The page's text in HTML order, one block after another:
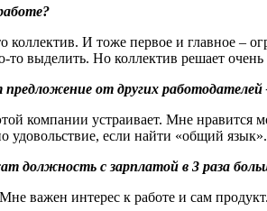
коллектив. И тоже первое и главное –
то выделить. Но коллектив решает очень
предложение от других
компании устраивает. Мне нравится
удовольствие, если найти «общий
должность с зарплатой в 3 раза
важен интерес к работе и сам